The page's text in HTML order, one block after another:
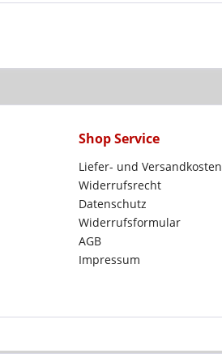
Shop Service
Liefer- und Versandkosten
Widerrufsrecht
Datenschutz
Widerrufsformular
AGB
Impressum